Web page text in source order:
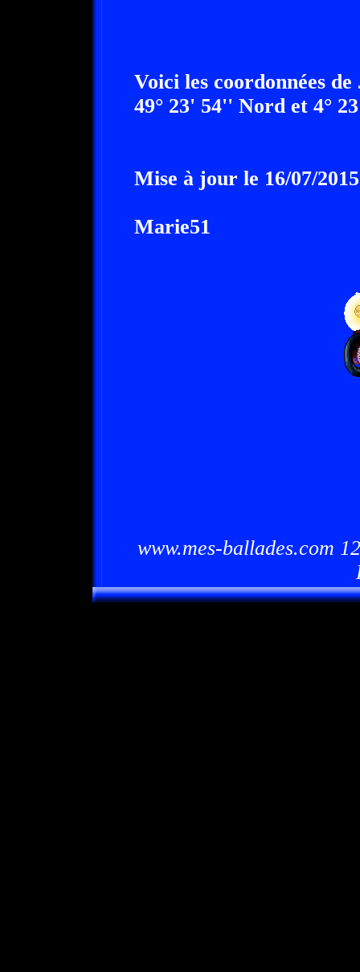
Voici les coordonnées
49° 23' 54'' Nord et 4°
Mise à jour le 16/07/2015
Marie51
www.mes-ballades.com